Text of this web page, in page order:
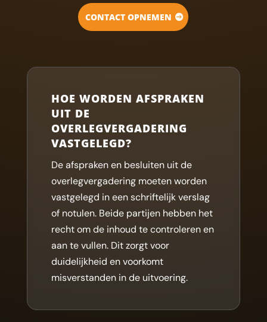
CONTACT OPNEMEN
HOE WORDEN AFSPRAKEN
UIT DE
OVERLEGVERGADERING
VASTGELEGD?
De afspraken en besluiten uit de
overlegvergadering moeten worden
vastgelegd in een schriftelijk verslag
of notulen. Beide partijen hebben het
recht om de inhoud te controleren en
aan te vullen. Dit zorgt voor
duidelijkheid en voorkomt
misverstanden in de uitvoering.